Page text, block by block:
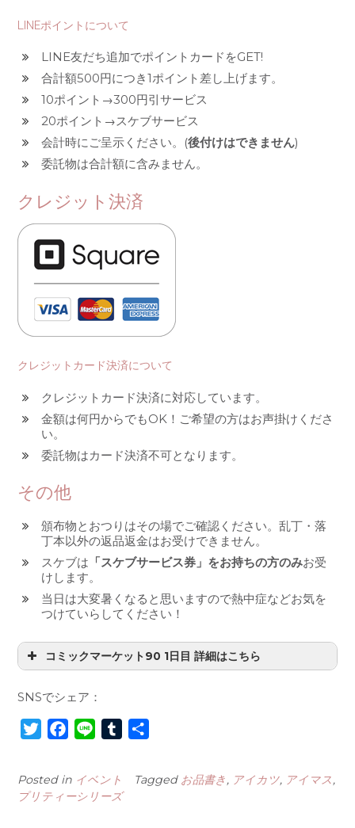
LINEポイントについて
LINE友だち追加でポイントカードをGET!
合計額500円につき1ポイント差し上げます。
10ポイント→300円引サービス
20ポイント→スケブサービス
会計時にご呈示ください。(後付けはできません)
委託物は合計額に含みません。
クレジット決済
クレジットカード決済について
クレジットカード決済に対応しています。
金額は何円からでもOK！ご希望の方はお声掛けくださ
い。
委託物はカード決済不可となります。
その他
頒布物とおつりはその場でご確認ください。乱丁・落
丁本以外の返品返金はお受けできません。
スケブは 「スケブサービス券」をお持ちの方のみお受
けします。
当日は大変暑くなると思いますので熱中症などお気を
つけていらしてください！
コミックマーケット90 1日目 詳細はこちら
2016年8月12日(金)（1日目）
10:00～16:00 同人誌即売会
SNSでシェア：
t
e
b
r
Posted in イベント Tagged お品書き, アイカツ, アイマス,
プリティーシリーズ